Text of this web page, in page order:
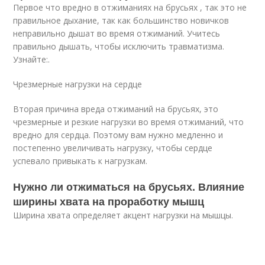
Первое что вредно в отжиманиях на брусьях , так это не
правильное дыхание, так как большинство новичков
неправильно дышат во время отжиманий. Учитесь
правильно дышать, чтобы исключить травматизма.
Узнайте:.
Чрезмерные нагрузки на сердце
Вторая причина вреда отжиманий на брусьях, это
чрезмерные и резкие нагрузки во время отжиманий, что
вредно для сердца. Поэтому вам нужно медленно и
постепенно увеличивать нагрузку, чтобы сердце
успевало привыкать к нагрузкам.
Нужно ли отжиматься на брусьях. Влияние
ширины хвата на проработку мышц
Ширина хвата определяет акцент нагрузки на мышцы.